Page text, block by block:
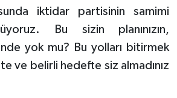
iktidar partisinin samimi
Bu sizin planınızın,
yok mu? Bu yolları bitirmek
ve belirli hedefte siz almadınız